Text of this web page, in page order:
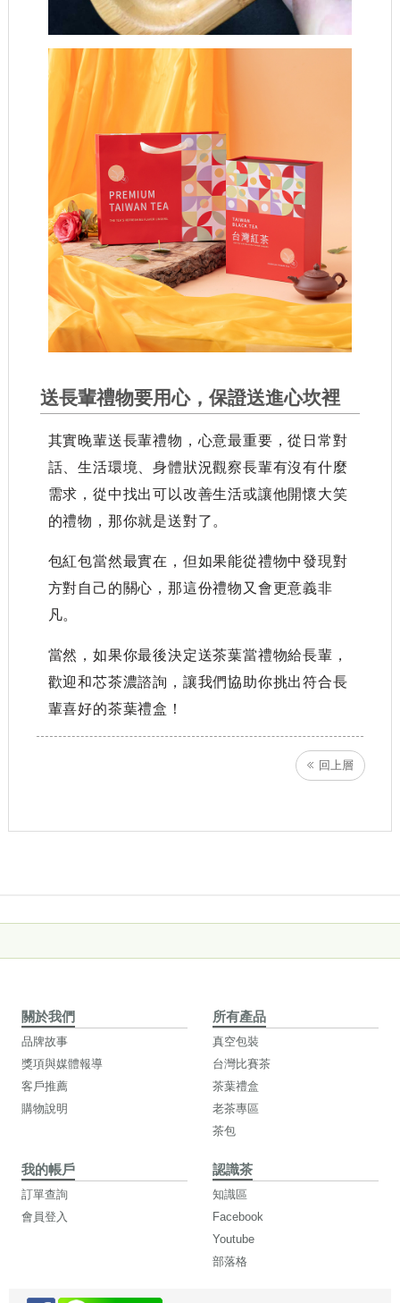
送長輩禮物要用心，保證送進心坎裡
其實晚輩送長輩禮物，心意最重要，從日常對
話、生活環境、身體狀況觀察長輩有沒有什麼
需求，從中找出可以改善生活或讓他開懷大笑
的禮物，那你就是送對了。
包紅包當然最實在，但如果能從禮物中發現對
方對自己的關心，那這份禮物又會更意義非
凡。
當然，如果你最後決定送茶葉當禮物給長輩，
歡迎和芯茶濃諮詢，讓我們協助你挑出符合長
輩喜好的茶葉禮盒！
回上層
關於我們
品牌故事
獎項與媒體報導
客戶推薦
購物說明
所有產品
真空包裝
台灣比賽茶
茶葉禮盒
老茶專區
茶包
我的帳戶
訂單查詢
會員登入
認識茶
知識區
Facebook
Youtube
部落格